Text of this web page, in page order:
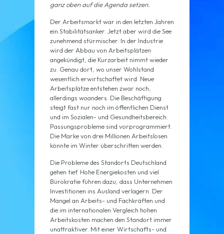
ganz oben auf die Agenda setzen.
Der Arbeitsmarkt war in den letzten Jahren
ein Stabilitätsanker. Jetzt aber wird die See
zunehmend stürmischer. In der Industrie
wird der Abbau von Arbeitsplätzen
angekündigt, die Kurzarbeit nimmt wieder
zu. Genau dort, wo unser Wohlstand
wesentlich erwirtschaftet wird. Neue
Arbeitsplätze entstehen zwar noch,
allerdings woanders. Die Beschäftigung
steigt fast nur noch im öffentlichen Dienst
und im Sozialen- und Gesundheitsbereich.
Passungsprobleme sind vorprogrammiert.
Die Marke von drei Millionen Arbeitslosen
könnte im Winter überschritten werden.
Die Probleme des Standorts Deutschland
gehen tief. Hohe Energiekosten und viel
Bürokratie führen dazu, dass Unternehmen
Investitionen ins Ausland verlagern. Der
Mangel an Arbeits- und Fachkräften und
die im internationalen Vergleich hohen
Arbeitskosten machen den Standort immer
unattraktiver. Mit einer Wirtschafts- und